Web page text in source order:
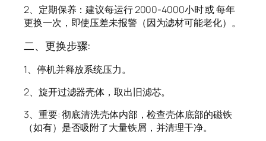
2、定期保养：建议每运行 2000-4000小时 或 每年
更换一次，即使压差未报警（因为滤材可能老化）。
二、更换步骤:
1、停机并释放系统压力。
2、旋开过滤器壳体，取出旧滤芯。
3、重要: 彻底清洗壳体内部，检查壳体底部的磁铁
（如有）是否吸附了大量铁屑，并清理干净。